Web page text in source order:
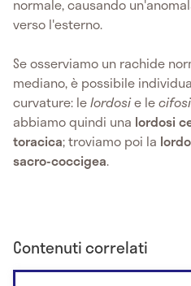
normale, causando
verso l'esterno.
Se osserviamo un rachide
mediano, è possibile
curvature: lelordosie lecifosi
abbiamo quindi una lordosi
toracica; troviamo poi la
sacro-coccigea.
Contenuti correlati